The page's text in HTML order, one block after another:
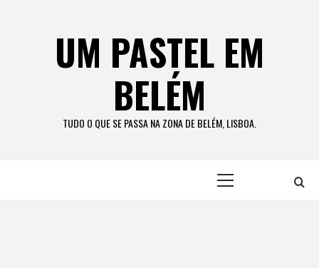
UM PASTEL EM
BELÉM
TUDO O QUE SE PASSA NA ZONA DE BELÉM, LISBOA.